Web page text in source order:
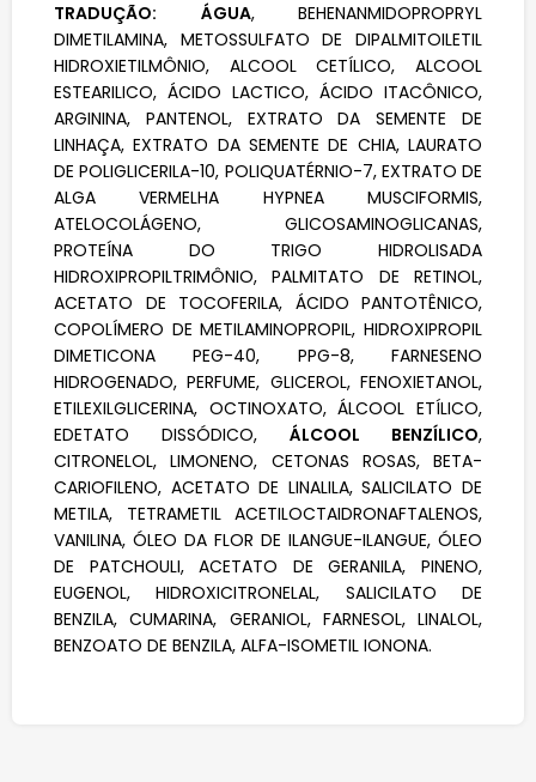
TRADUÇÃO: ÁGUA, BEHENANMIDOPROPRYL
DIMETILAMINA, METOSSULFATO DE DIPALMITOILETIL
HIDROXIETILMÔNIO, ALCOOL CETÍLICO, ALCOOL
ESTEARILICO, ÁCIDO LACTICO, ÁCIDO ITACÔNICO,
ARGININA, PANTENOL, EXTRATO DA SEMENTE DE
LINHAÇA, EXTRATO DA SEMENTE DE CHIA, LAURATO
DE POLIGLICERILA-10, POLIQUATÉRNIO-7, EXTRATO DE
ALGA VERMELHA HYPNEA MUSCIFORMIS,
ATELOCOLÁGENO, GLICOSAMINOGLICANAS,
PROTEÍNA DO TRIGO HIDROLISADA
HIDROXIPROPILTRIMÔNIO, PALMITATO DE RETINOL,
ACETATO DE TOCOFERILA, ÁCIDO PANTOTÊNICO,
COPOLÍMERO DE METILAMINOPROPIL, HIDROXIPROPIL
DIMETICONA PEG-40, PPG-8, FARNESENO
HIDROGENADO, PERFUME, GLICEROL, FENOXIETANOL,
ETILEXILGLICERINA, OCTINOXATO, ÁLCOOL ETÍLICO,
EDETATO DISSÓDICO, ÁLCOOL BENZÍLICO,
CITRONELOL, LIMONENO, CETONAS ROSAS, BETA-
CARIOFILENO, ACETATO DE LINALILA, SALICILATO DE
METILA, TETRAMETIL ACETILOCTAIDRONAFTALENOS,
VANILINA, ÓLEO DA FLOR DE ILANGUE-ILANGUE, ÓLEO
DE PATCHOULI, ACETATO DE GERANILA, PINENO,
EUGENOL, HIDROXICITRONELAL, SALICILATO DE
BENZILA, CUMARINA, GERANIOL, FARNESOL, LINALOL,
BENZOATO DE BENZILA, ALFA-ISOMETIL IONONA.